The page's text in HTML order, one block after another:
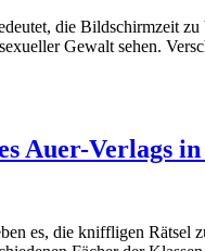
die Bildschirmzeit
Gewalt sehen.
Auer-Verlags
es, die kniffligen Rätsel